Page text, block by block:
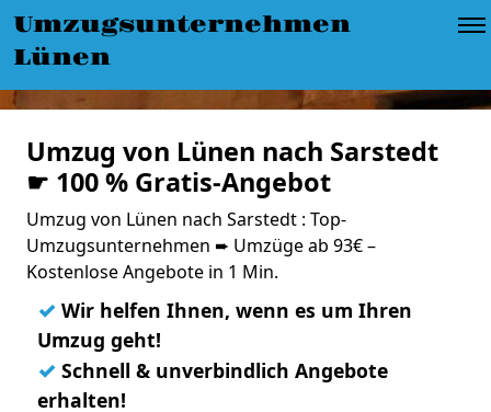
Umzugsunternehmen
Lünen
Umzug von Lünen nach Sarstedt
☛ 100 % Gratis-Angebot
Umzug von Lünen nach Sarstedt : Top-
Umzugsunternehmen ➨ Umzüge ab 93€ –
Kostenlose Angebote in 1 Min.
✓ Wir helfen Ihnen, wenn es um Ihren
Umzug geht!
✓ Schnell & unverbindlich Angebote
erhalten!